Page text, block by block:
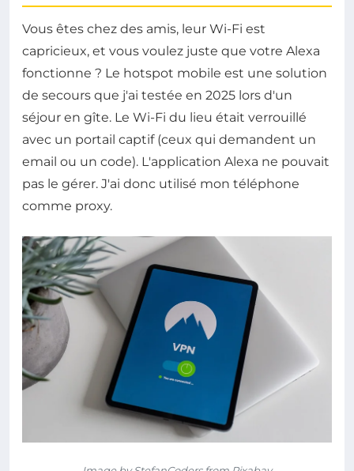
Vous êtes chez des amis, leur Wi-Fi est
capricieux, et vous voulez juste que votre Alexa
fonctionne ? Le hotspot mobile est une solution
de secours que j'ai testée en 2025 lors d'un
séjour en gîte. Le Wi-Fi du lieu était verrouillé
avec un portail captif (ceux qui demandent un
email ou un code). L'application Alexa ne pouvait
pas le gérer. J'ai donc utilisé mon téléphone
comme proxy.